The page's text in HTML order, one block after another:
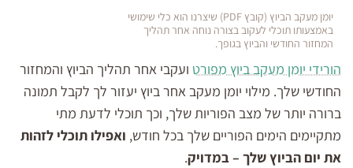
יומן מעקב הביוץ (קובץ PDF) שיצרנו הוא כלי שימושי
באמצעותו תוכלי לעקוב בצורה נוחה אחר תהליך
המחזור החודשי והביוץ בגופך.
הורידי יומן מעקב ביוץ מפורט ועקבי אחר תהליך הביוץ והמחזור
החודשי שלך. מילוי יומן מעקב אחר ביוץ יעזור לך לקבל תמונה
ברורה יותר של מצב הפוריות שלך, וכך תוכלי לדעת מתי
מתקיימים הימים הפוריים שלך בכל חודש, ואפילו תוכלי לזהות
את יום הביוץ שלך – במדויק.